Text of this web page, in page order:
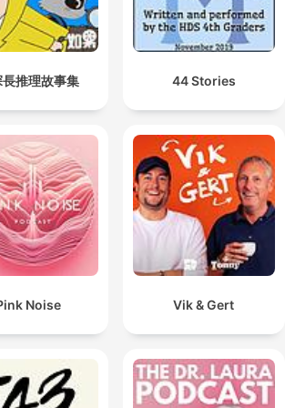
推理故事集 44 Stories
Noise Vik & Gert